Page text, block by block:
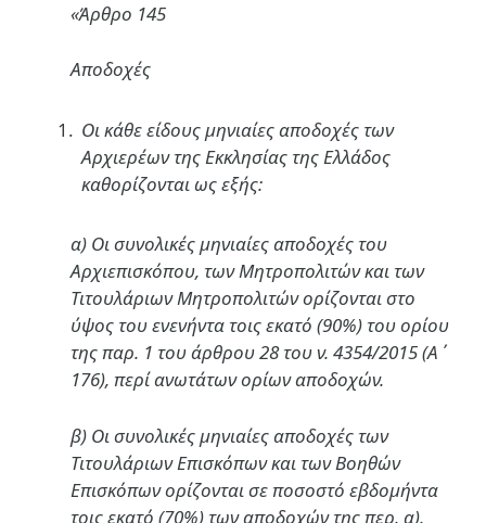
«Άρθρο 145
Αποδοχές
Οι κάθε είδους μηνιαίες αποδοχές των
Αρχιερέων της Εκκλησίας της Ελλάδος
καθορίζονται ως εξής:
α) Οι συνολικές μηνιαίες αποδοχές του
Αρχιεπισκόπου, των Μητροπολιτών και των
Τιτουλάριων Μητροπολιτών ορίζονται στο
ύψος του ενενήντα τοις εκατό (90%) του ορίου
της παρ. 1 του άρθρου 28 του ν. 4354/2015 (Α΄
176), περί ανωτάτων ορίων αποδοχών.
β) Οι συνολικές μηνιαίες αποδοχές των
Τιτουλάριων Επισκόπων και των Βοηθών
Επισκόπων ορίζονται σε ποσοστό εβδομήντα
τοις εκατό (70%) των αποδοχών της περ. α).